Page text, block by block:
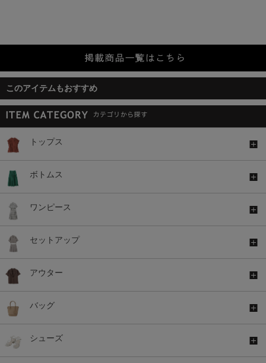
このアイテムもおすすめ
トップス
ボトムス
ワンピース
セットアップ
アウター
バッグ
シューズ